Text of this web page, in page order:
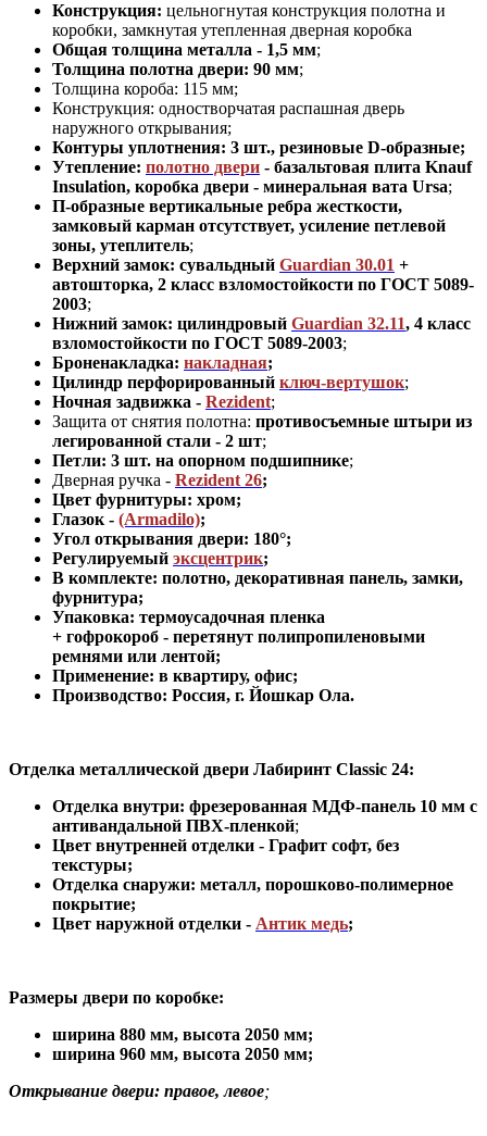
Конструкция: цельногнутая конструкция полотна и
коробки, замкнутая утепленная дверная коробка
Общая толщина металла - 1,5 мм;
Толщина полотна двери: 90 мм;
Толщина короба: 115 мм;
Конструкция: одностворчатая распашная дверь
наружного открывания;
Контуры уплотнения: 3 шт., резиновые D-образные;
Утепление: полотно двери - базальтовая плита Knauf
Insulation, коробка двери - минеральная вата Ursa;
П-образные вертикальные ребра жесткости,
замковый карман отсутствует, усиление петлевой
зоны, утеплитель;
Верхний замок: сувальдный Guardian 30.01 +
автошторка, 2 класс взломостойкости по ГОСТ 5089-
2003;
Нижний замок: цилиндровый Guardian 32.11, 4 класс
взломостойкости по ГОСТ 5089-2003;
Броненакладка: накладная;
Цилиндр перфорированный ключ-вертушок;
Ночная задвижка - Rezident;
Защита от снятия полотна: противосъемные штыри из
легированной стали - 2 шт;
Петли: 3 шт. на опорном подшипнике;
Дверная ручка - Rezident 26;
Цвет фурнитуры: хром;
Глазок - (Armadilo);
Угол открывания двери: 180°;
Регулируемый эксцентрик;
В комплекте: полотно, декоративная панель, замки,
фурнитура;
Упаковка: термоусадочная пленка
+ гофрокороб - перетянут полипропиленовыми
ремнями или лентой;
Применение: в квартиру, офис;
Производство: Россия, г. Йошкар Ола.
Отделка металлической двери Лабиринт Classic 24:
Отделка внутри: фрезерованная МДФ-панель 10 мм с
антивандальной ПВХ-пленкой;
Цвет внутренней отделки - Графит софт, без
текстуры;
Отделка снаружи: металл, порошково-полимерное
покрытие;
Цвет наружной отделки - Антик медь;
Размеры двери по коробке:
ширина 880 мм, высота 2050 мм;
ширина 960 мм, высота 2050 мм;
Открывание двери: правое, левое;